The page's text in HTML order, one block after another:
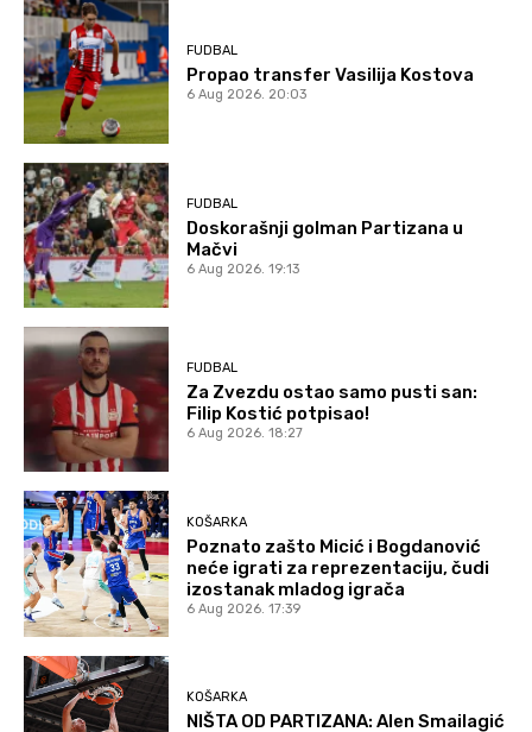
FUDBAL
Propao transfer Vasilija Kostova
6 Aug 2026. 20:03
FUDBAL
Doskorašnji golman Partizana u
Mačvi
6 Aug 2026. 19:13
FUDBAL
Za Zvezdu ostao samo pusti san:
Filip Kostić potpisao!
6 Aug 2026. 18:27
KOŠARKA
Poznato zašto Micić i Bogdanović
neće igrati za reprezentaciju, čudi
izostanak mladog igrača
6 Aug 2026. 17:39
KOŠARKA
NIŠTA OD PARTIZANA: Alen Smailagić